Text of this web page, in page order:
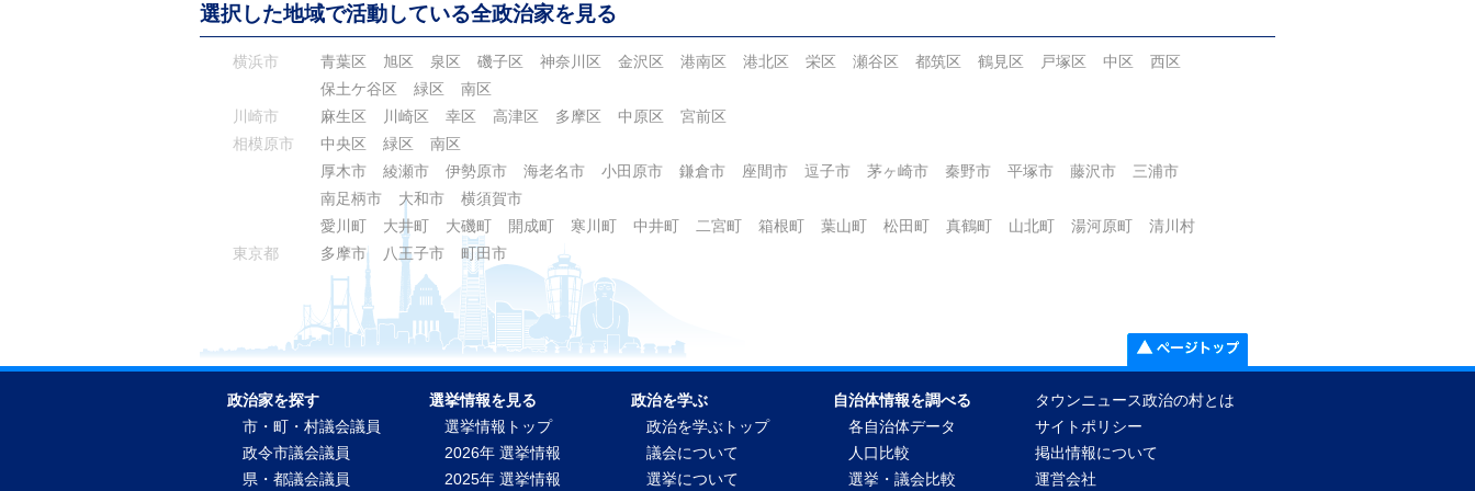
選択した地域で活動している全政治家を見る
横浜市 青葉区 旭区 泉区 磯子区 神奈川区 金沢区 港南区 港北区 栄区 瀬谷区 都筑区 鶴見区 戸塚区 中区
西区
保土ケ谷区
緑区
南区
川崎市
麻生区 川崎区 幸区 高津区 多摩区 中原区
宮前区
相模原市
中央区 緑区
南区
厚木市
綾瀬市 伊勢原市 海老名市 小田原市 鎌倉市 座間市 逗子市 茅ヶ崎市 秦野市 平塚市 藤沢市
三浦市
南足柄市
大和市
横須賀市
愛川町
大井町 大磯町 開成町 寒川町 中井町 二宮町 箱根町 葉山町 松田町 真鶴町 山北町 湯河原町
清川村
東京都
多摩市 八王子市 町田市
政治家を探す
市・町・村議会議員
政令市議会議員
県・都議会議員
選挙情報を見る
選挙情報トップ
2026年 選挙情報
2025年 選挙情報
政治を学ぶ
政治を学ぶトップ
議会について
選挙について
自治体情報を調べる
各自治体データ
人口比較
選挙・議会比較
タウンニュース政治の村とは
サイトポリシー
掲出情報について
運営会社